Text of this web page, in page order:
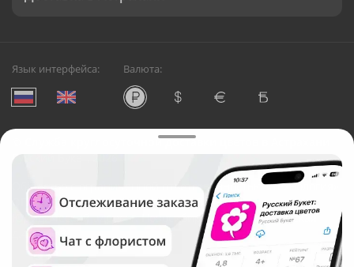
Язык интерфейса: Валюта:
Служба круглосуточной доставки цветов в Астрахани
Русский Букет, 2026
Общество с ограниченной ответственностью «Технология»
ОГРН: 1195476081745, ИНН: 5410081997
Юридический адрес: г. Новосибирск, ул. Ипподромская,
д.42, оф. 3